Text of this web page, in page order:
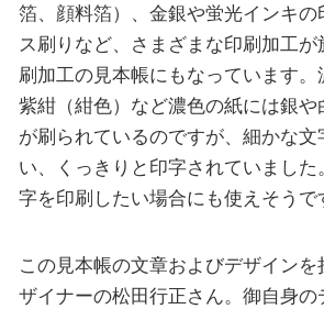
箔、顔料箔）、金銀や蛍光インキの
ス刷りなど、さまざまな印刷加工
刷加工の見本帳にもなっています
紫紺（紺色）など濃色の紙には銀
が刷られているのですが、細かな文
い、くっきりと印字されていまし
字を印刷したい場合にも使えそうで
この見本帳の文章およびデザイン
ザイナーの松田行正さん。御自身の